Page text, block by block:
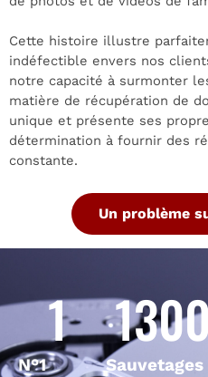
Cette histoire illustre
indéfectible envers nos
notre capacité à surmonter
matière de récupération de
unique et présente ses
détermination à fournir des
constante.
Un problème
N°1
1
Sauvetages